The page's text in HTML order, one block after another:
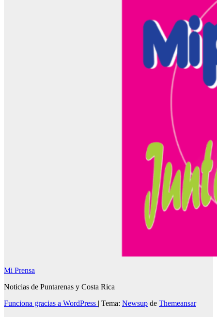
Mi Prensa
Noticias de Puntarenas y Costa Rica
Funciona gracias a WordPress | Tema: Newsup de Themeansar